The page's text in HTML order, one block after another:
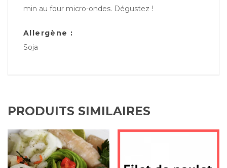
min au four micro-ondes. Dégustez !
Allergène :
Soja
PRODUITS SIMILAIRES